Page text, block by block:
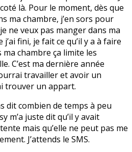
là. Pour le moment, dès que
ma chambre, j’en sors pour
ne veux pas manger dans ma
fini, je fait ce qu’il y a à faire
chambre ça limite les
C’est ma dernière année
travailler et avoir un
trouver un appart.
dit combien de temps à peu
m’a juste dit qu’il y avait
mais qu’elle ne peut pas me
J’attends le SMS.